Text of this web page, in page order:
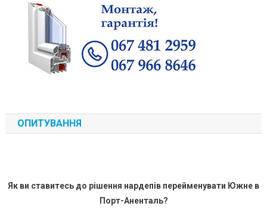
ОПИТУВАННЯ
Як ви ставитесь до рішення нардепів перейменувати Южне в
Порт-Аненталь?